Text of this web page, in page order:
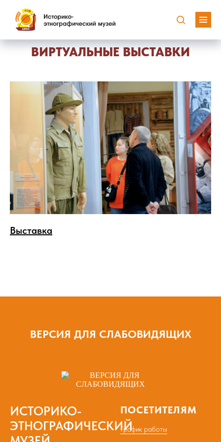
ВИРТУАЛЬНЫЕ ВЫСТАВКИ
Выставка
ВЕРСИЯ ДЛЯ СЛАБОВИДЯЩИХ
ИСТОРИКО-
ЭТНОГРАФИЧЕСКИЙ
ПОСЕТИТЕЛЯМ
График работы